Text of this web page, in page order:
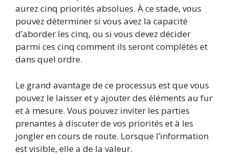
aurez cinq priorités absolues. À ce stade, vous
pouvez déterminer si vous avez la capacité
d’aborder les cinq, ou si vous devez décider
parmi ces cinq comment ils seront complétés et
dans quel ordre.
Le grand avantage de ce processus est que vous
pouvez le laisser et y ajouter des éléments au fur
et à mesure. Vous pouvez inviter les parties
prenantes à discuter de vos priorités et à les
jongler en cours de route. Lorsque l’information
est visible, elle a de la valeur.